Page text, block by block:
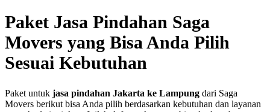
Paket Jasa Pindahan Saga
Movers yang Bisa Anda Pilih
Sesuai Kebutuhan
Paket untuk jasa pindahan Jakarta ke Lampung dari Saga
Movers berikut bisa Anda pilih berdasarkan kebutuhan dan layanan